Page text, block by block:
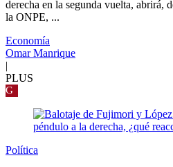
derecha en la segunda vuelta, abrirá,
la ONPE, ...
Economía
Omar Manrique
|
PLUS
G
Política